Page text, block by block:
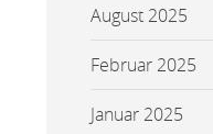
August 2025
Februar 2025
Januar 2025